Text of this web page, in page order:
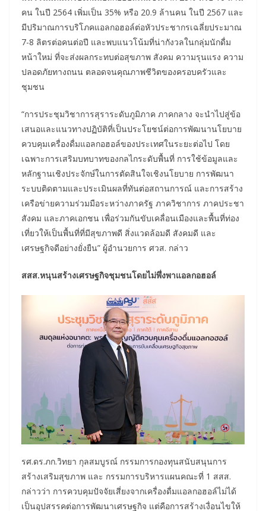
คน ในปี 2564 เพิ่มเป็น 35% หรือ 20.9 ล้านคน ในปี 2567 และ
มีปริมาณการบริโภคแอลกอฮอล์ต่อหัวประชากรเฉลี่ยประมาณ
7-8 ลิตรต่อคนต่อปี และพบแนวโน้มที่น่ากังวลในกลุ่มนักดื่ม
หน้าใหม่ ที่จะส่งผลกระทบต่อสุขภาพ สังคม ความรุนแรง ความ
ปลอดภัยทางถนน ตลอดจนคุณภาพชีวิตของครอบครัวและ
ชุมชน
“การประชุมวิชาการสุราระดับภูมิภาค ภาคกลาง จะนำไปสู่ข้อ
เสนอและแนวทางปฏิบัติที่เป็นประโยชน์ต่อการพัฒนานโยบาย
ควบคุมเครื่องดื่มแอลกอฮอล์ของประเทศในระยะต่อไป โดย
เฉพาะการเสริมบทบาทของกลไกระดับพื้นที่ การใช้ข้อมูลและ
หลักฐานเชิงประจักษ์ในการตัดสินใจเชิงนโยบาย การพัฒนา
ระบบติดตามและประเมินผลที่ทันต่อสถานการณ์ และการสร้าง
เครือข่ายความร่วมมือระหว่างภาครัฐ ภาควิชาการ ภาคประชา
สังคม และภาคเอกชน เพื่อร่วมกันขับเคลื่อนเมืองและพื้นที่ท่อง
เที่ยวให้เป็นพื้นที่ที่มีสุขภาพดี สิ่งแวดล้อมดี สังคมดี และ
เศรษฐกิจดีอย่างยั่งยืน” ผู้อำนวยการ ศวส. กล่าว
สสส.หนุนสร้างเศรษฐกิจชุมชนโดยไม่พึ่งพาแอลกอฮอล์
รศ.ดร.ภก.วิทยา กุลสมบูรณ์ กรรมการกองทุนสนับสนุนการ
สร้างเสริมสุขภาพ และ กรรมการบริหารแผนคณะที่ 1 สสส.
กล่าวว่า การควบคุมปัจจัยเสี่ยงจากเครื่องดื่มแอลกอฮอล์ไม่ได้
เป็นอุปสรรคต่อการพัฒนาเศรษฐกิจ แต่คือการสร้างเงื่อนไขให้